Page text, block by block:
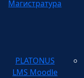
Магистратура
PLATONUS
LMS Moodle